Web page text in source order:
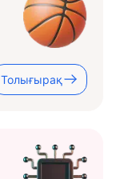
Толығырақ